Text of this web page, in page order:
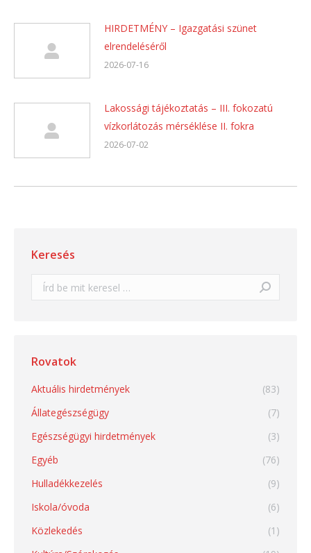
HIRDETMÉNY – Igazgatási szünet
elrendeléséről
2026-07-16
Lakossági tájékoztatás – III. fokozatú
vízkorlátozás mérséklése II. fokra
2026-07-02
Keresés
Search:
Rovatok
Aktuális hirdetmények
(83)
Állategészségügy
(7)
Egészségügyi hirdetmények
(3)
Egyéb
(76)
Hulladékkezelés
(9)
Iskola/óvoda
(6)
Közlekedés
(1)